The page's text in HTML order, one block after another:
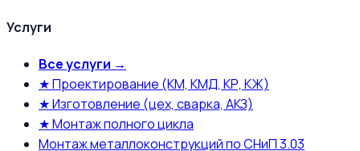
Услуги
Все услуги →
★ Проектирование (КМ, КМД, КР, КЖ)
★ Изготовление (цех, сварка, АКЗ)
★ Монтаж полного цикла
Монтаж металлоконструкций по СНиП 3.03